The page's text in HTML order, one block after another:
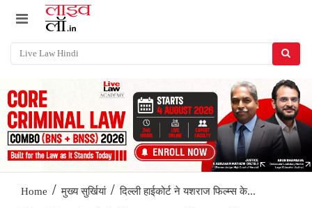
Home / मुख्य सुर्खियां / दिल्ली हाईकोर्ट ने यशराज फिल्म्स के...